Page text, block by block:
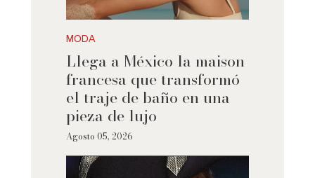
MODA
Llega a México la maison
francesa que transformó
el traje de baño en una
pieza de lujo
Agosto 05, 2026